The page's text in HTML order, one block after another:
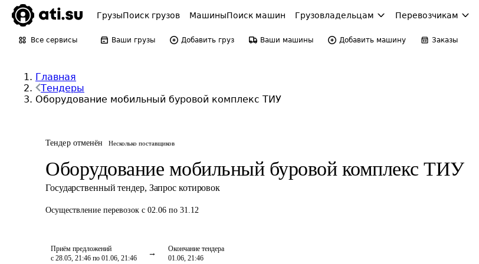
ГрузыПоиск грузов МашиныПоиск машин Грузовладельцам Перевозчикам
Все сервисы Ваши грузы Добавить груз Ваши машины Добавить машину Заказы
Главная
Тендеры
Оборудование мобильный буровой комплекс ТИУ
Тендер отменён Несколько поставщиков
Оборудование мобильный буровой комплекс ТИУ
Государственный тендер, Запрос котировок
Осуществление перевозок с 02.06 по 31.12
Приём предложений
с 28.05, 21:46 по 01.06, 21:46
Окончание тендера
01.06, 21:46